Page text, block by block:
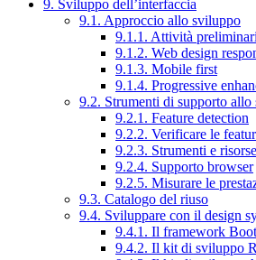
9. Sviluppo dell’interfaccia
9.1. Approccio allo sviluppo
9.1.1. Attività preliminari
9.1.2. Web design
9.1.3. Mobile first
9.1.4. Progressive
9.2. Strumenti di supporto
9.2.1. Feature detection
9.2.2. Verificare le
9.2.3. Strumenti e
9.2.4. Supporto browser
9.2.5. Misurare le
9.3. Catalogo del riuso
9.4. Sviluppare con il design
9.4.1. Il framework
9.4.2. Il kit di sviluppo